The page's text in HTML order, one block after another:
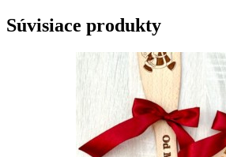
Súvisiace produkty